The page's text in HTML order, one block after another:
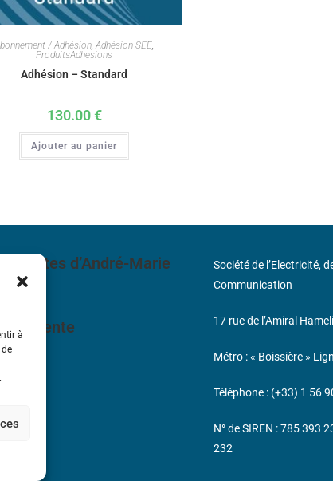
à
/ Adhésion ,Adhésion SEE
ProduitsAdhesions
Adhésion – Standard
130.00€
Ajouter au panier
d’André-Marie
de Vente
Société de l’Electricité,
Communication
17 rue de l’Amiral
Métro : « Boissière »
Téléphone : (+33) 1 56
N° de SIREN : 785 393
232